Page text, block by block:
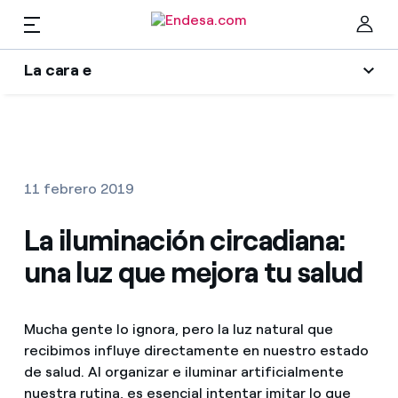
La cara e
Autores
Blog de Endesa
Music Lover
Una respuesta
El legado que seremos
Hogares
Encuentra la tarifa que más te conviene
Compara nuestras tarifas de empresa y ahorra
Por cada kWh que ahorres, te descontamos otro
Servicios
Movilidad
PARA TI
Solar
ES
11 febrero 2019
La iluminación circadiana:
una luz que mejora tu salud
Mucha gente lo ignora, pero la luz natural que
recibimos influye directamente en nuestro estado
de salud. Al organizar e iluminar artificialmente
nuestra rutina, es esencial intentar imitar lo que